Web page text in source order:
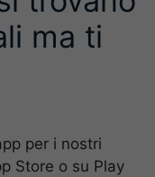
ma ti
per i nostri
Store o su Play